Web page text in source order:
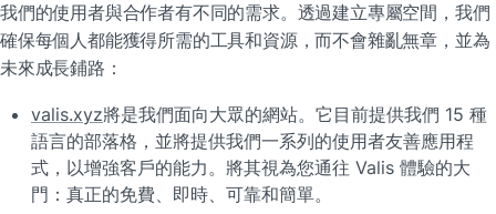
我們的使用者與合作者有不同的需求。透過建立專屬空間，我們
確保每個人都能獲得所需的工具和資源，而不會雜亂無章，並為
未來成長鋪路：
valis.xyz將是我們面向大眾的網站。它目前提供我們 15 種
語言的部落格，並將提供我們一系列的使用者友善應用程
式，以增強客戶的能力。將其視為您通往 Valis 體驗的大
門：真正的免費、即時、可靠和簡單。